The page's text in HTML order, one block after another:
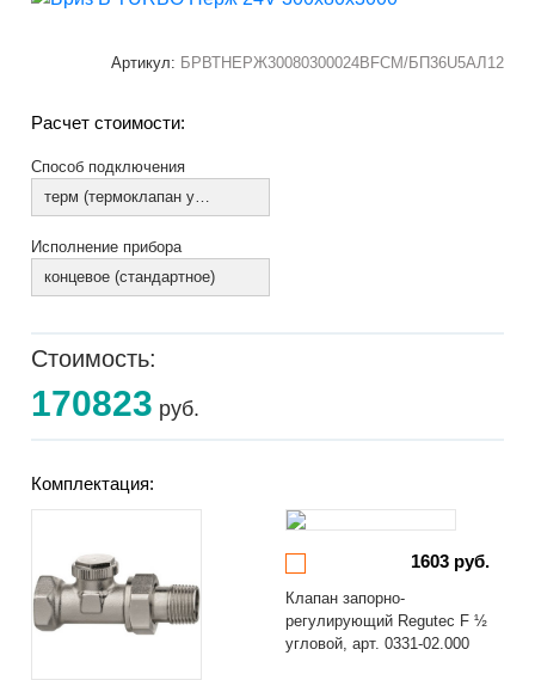
Артикул: БРВТНЕРЖ30080300024ВFCM/БП36U5АЛ12
Расчет стоимости:
Способ подключения
терм (термоклапан установлен)
Исполнение прибора
концевое (стандартное)
Стоимость:
170823 руб.
Комплектация:
1603 руб.
Клапан запорно-
регулирующий Regutec F ½
угловой, арт. 0331-02.000